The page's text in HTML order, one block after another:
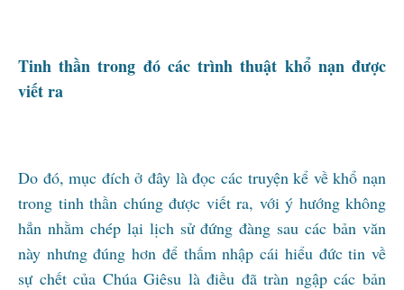
Tinh thần trong đó các trình thuật khổ nạn được
viết ra
Do đó, mục đích ở đây là đọc các truyện kể về khổ nạn
trong tinh thần chúng được viết ra, với ý hướng không
hẳn nhằm chép lại lịch sử đứng đàng sau các bản văn
này nhưng đúng hơn để thấm nhập cái hiểu đức tin về
sự chết của Chúa Giêsu là điều đã tràn ngập các bản